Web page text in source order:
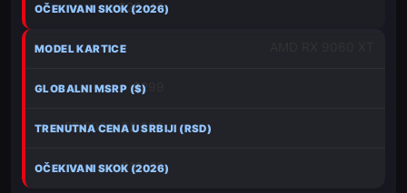
+ $20–40
$299
55.000 – 62.000
+ $10–20